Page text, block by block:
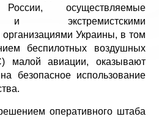
осуществляемые
и экстремистскими
организациями Украины, в том
беспилотных воздушных
малой авиации, оказывают
безопасное использование
оперативного штаба